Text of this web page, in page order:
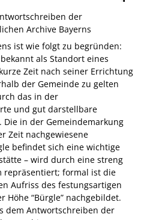
der
Archive Bayerns
ist wie folgt zu begründen:
als Standort eines
Zeit nach seiner Errichtung
der Gemeinde zu gelten
das in der
und gut darstellbare
Die in der Gemeindemarkung
Zeit nachgewiesene
befindet sich eine wichtige
– wird durch eine streng
formal ist die
Aufriss des festungsartigen
Höhe “Bürgle” nachgebildet.
dem Antwortschreiben der